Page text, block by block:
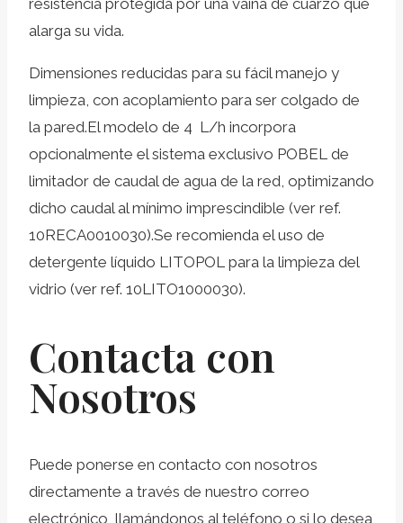
resistencia protegida por una vaina de cuarzo que
alarga su vida.
Dimensiones reducidas para su fácil manejo y
limpieza, con acoplamiento para ser colgado de
la pared.El modelo de 4 L/h incorpora
opcionalmente el sistema exclusivo POBEL de
limitador de caudal de agua de la red, optimizando
dicho caudal al mínimo imprescindible (ver ref.
10RECA0010030).Se recomienda el uso de
detergente líquido LITOPOL para la limpieza del
vidrio (ver ref. 10LITO1000030).
Contacta con
Nosotros
Puede ponerse en contacto con nosotros
directamente a través de nuestro correo
electrónico, llamándonos al teléfono o si lo desea